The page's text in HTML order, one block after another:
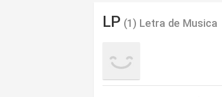
LP (1) Letra de Musica